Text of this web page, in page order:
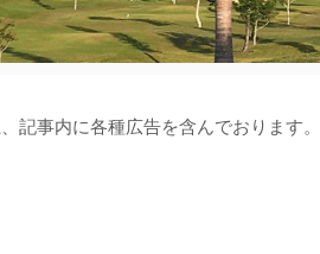
記事内に各種広告を含んでおります。